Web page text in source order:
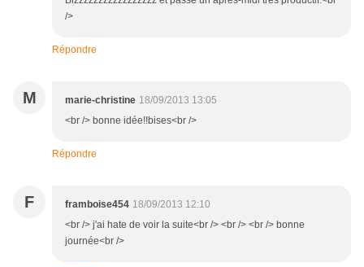
/>
Répondre
M marie-christine 18/09/2013 13:05
<br /> bonne idée!!bises<br />
Répondre
F framboise454 18/09/2013 12:10
<br /> j'ai hate de voir la suite<br /> <br /> <br /> bonne
journée<br />